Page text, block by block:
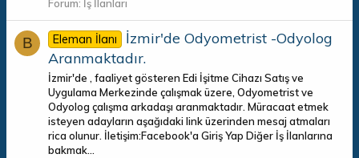
Forum: İş İlanları
B Eleman İlanı
İzmir'de Odyometrist -Odyolog
Aranmaktadır.
İzmir'de , faaliyet gösteren Edi İşitme Cihazı Satış ve
Uygulama Merkezinde çalışmak üzere, Odyometrist ve
Odyolog çalışma arkadaşı aranmaktadır. Müracaat etmek
isteyen adayların aşağıdaki link üzerinden mesaj atmaları
rica olunur. İletişim:Facebook'a Giriş Yap Diğer İş İlanlarına
bakmak...